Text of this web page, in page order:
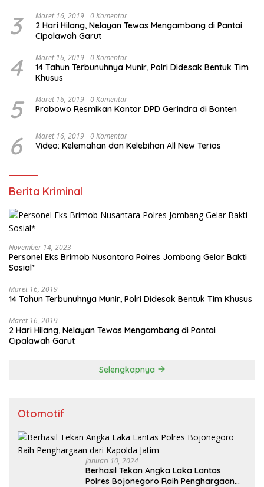
3 Maret 16, 2019 0 Komentar
2 Hari Hilang, Nelayan Tewas Mengambang di Pantai
Cipalawah Garut
4 Maret 16, 2019 0 Komentar
14 Tahun Terbunuhnya Munir, Polri Didesak Bentuk Tim
Khusus
5 Maret 16, 2019 0 Komentar
Prabowo Resmikan Kantor DPD Gerindra di Banten
6 Maret 16, 2019 0 Komentar
Video: Kelemahan dan Kelebihan All New Terios
Berita Kriminal
November 14, 2023
Personel Eks Brimob Nusantara Polres Jombang Gelar Bakti
Sosial*
Maret 16, 2019
14 Tahun Terbunuhnya Munir, Polri Didesak Bentuk Tim Khusus
Maret 16, 2019
2 Hari Hilang, Nelayan Tewas Mengambang di Pantai
Cipalawah Garut
Selengkapnya
Otomotif
Januari 10, 2024
Berhasil Tekan Angka Laka Lantas
Polres Bojonegoro Raih Penghargaan